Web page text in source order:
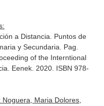
a Distancia. Puntos de
y Secundaria. Pag.
of the Interntional
Eenek. 2020. ISBN 978-
Maria Dolores,